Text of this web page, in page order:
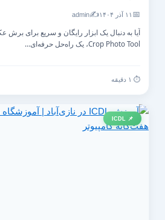
۱۱ آذر ۱۴۰۴ ✍️
admin
آیا به دنبال یک ابزار رایگان و سریع برای برش
Crop Photo Tool، یک راه‌حل حرفه‌ای...
📌 ICDL